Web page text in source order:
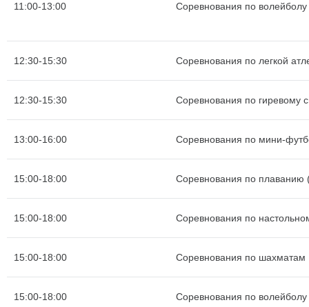
11:00-13:00 Соревнования по волейболу
12:30-15:30 Соревнования по легкой
12:30-15:30 Соревнования по гиревому
13:00-16:00 Соревнования по мини-
15:00-18:00 Соревнования по плаванию
15:00-18:00 Соревнования по
15:00-18:00 Соревнования по шахматам
15:00-18:00 Соревнования по волейболу